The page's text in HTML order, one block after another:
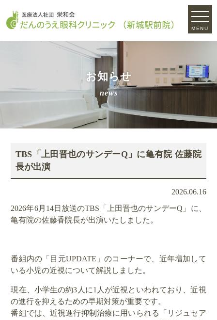
MENU
お知らせ
news
TBS「上田晋也のサンデーQ」に亀有院 佐藤院
長が出演
2026.06.16
2026年6月14日放送のTBS「上田晋也のサンデーQ」に、
亀有院の佐藤香院長が出演いたしました。
番組内の「目元UPDATE」のコーナーで、近年増加して
いる小児の近視について解説しました。
現在、小学生の約3人に1人が近視といわれており、近視
の進行を抑えるための早期対策が重要です。
番組では、近視進行抑制治療に用いられる「リジュセア